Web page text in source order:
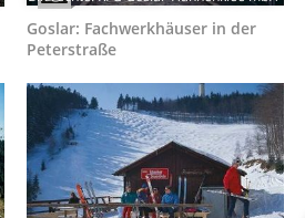
Goslar: Fachwerkhäuser in der
Peterstraße